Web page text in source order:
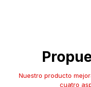
Nuestro producto
cuatro